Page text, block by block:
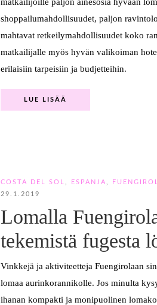
shoppailumahdollisuudet, paljon
mahtavat retkeilymahdollisuudet koko
matkailijalle myös hyvän valikoiman
erilaisiin tarpeisiin ja budjetteihin.
LUE LISÄÄ
COSTA DEL SOL ESPANJA
29.1.2019
Lomalla
tekemistä fugesta
Vinkkejä ja aktiviteetteja Fuengirolaan
lomaa aurinkorannikolle. Jos minulta
ihanan kompakti ja monipuolinen